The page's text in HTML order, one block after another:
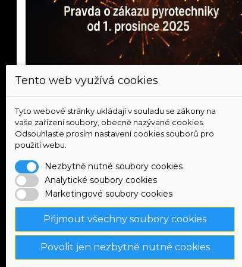
STOP DEZINFORMACÍM! Pravda o "zákazu
ohňostrojů" od 1. prosince 2025
21.11.2025
"Od prosince žádné ohňostroje!" - tenhle titulek v
posledních dnech vyděsil tisíce lidí. Rušíte oslavu?
média šíří nepravdivé informace. Viděli jste červenou
mapu "zakázaného Česka"? Víte, že ministerstvo samo
upozorňuje, že má "pouze orientační charakter"?
pravdu o novém zákonu a proč většina území zůstává
dostupných pro ohňostroje. Dezinformace vs. realita.
Weiterlesen
Tento web využívá cookies
Tyto webové stránky ukládají v souladu se zákony na
vaše zařízení soubory, obecně nazývané cookies.
Odsouhlaste prosím nastavení cookies souborů pro
použití webu.
Nezbytně nutné soubory cookies
Analytické soubory cookies
Marketingové soubory cookies
Přijmout všechny soubory cookies
Povolit jen nezbytně nutné cookies